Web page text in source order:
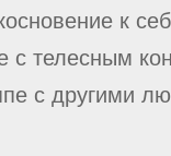
к
с телесным
с другими